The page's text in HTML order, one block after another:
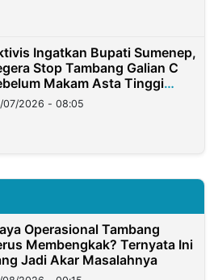
Ingatkan Bupati Sumenep,
Stop Tambang Galian C
Makam Asta Tinggi
07/2026 - 08:05
Operasional Tambang
Membengkak? Ternyata Ini
Jadi Akar Masalahnya